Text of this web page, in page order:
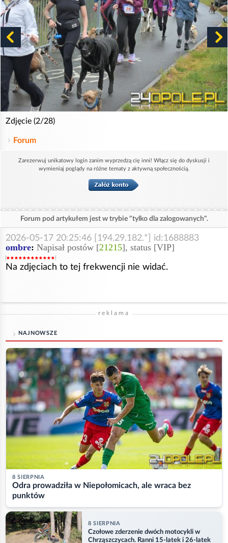
Zdjęcie (2/28)
Forum
Zarezerwuj unikatowy login zanim wyprzedzą cię inni! Włącz się do dyskusji i
wymieniaj poglądy na różne tematy z aktywną społecznością.
Forum pod artykułem jest w trybie "tylko dla zalogowanych".
2026-05-17 20:25:46 [194.29.182.*] id:1688883
ombre: Napisał postów [21215], status [VIP]
Na zdjęciach to tej frekwencji nie widać.
reklama
NAJNOWSZE
8 SIERPNIA
Odra prowadziła w Niepołomicach, ale wraca bez
punktów
8 SIERPNIA
Czołowe zderzenie dwóch motocykli w
Chrząszczycach. Ranni 15-latek i 26-latek